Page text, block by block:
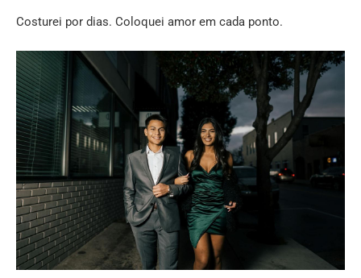
Costurei por dias. Coloquei amor em cada ponto.